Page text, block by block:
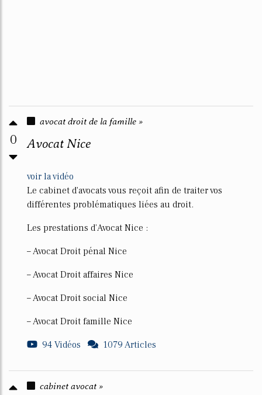
0
avocat droit de la famille »
Avocat Nice
voir la vidéo
Le cabinet d'avocats vous reçoit afin de traiter vos
différentes problématiques liées au droit.
Les prestations d’Avocat Nice :
– Avocat Droit pénal Nice
– Avocat Droit affaires Nice
– Avocat Droit social Nice
– Avocat Droit famille Nice
94 Vidéos
1079 Articles
cabinet avocat »